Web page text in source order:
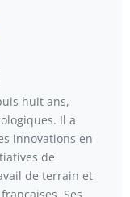
huit ans,
Il a
innovations en
de
de terrain et
Ses